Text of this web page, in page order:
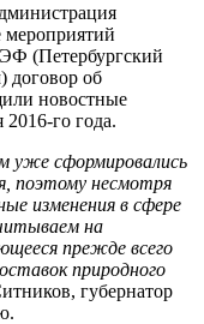
мероприятий
(Петербургский
договор об
новостные
2016-го года.
сформировались
поэтому несмотря
изменения в сфере
на
прежде всего
природного
губернатор